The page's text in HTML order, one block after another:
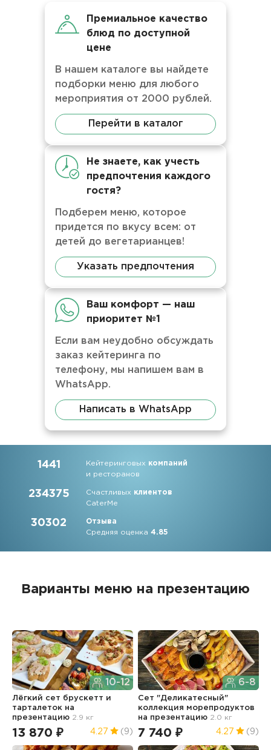
Премиальное качество
блюд по доступной
цене
В нашем каталоге вы найдете
подборки меню для любого
мероприятия от 2000 рублей.
Перейти в каталог
Не знаете, как учесть
предпочтения каждого
гостя?
Подберем меню, которое
придется по вкусу всем: от
детей до вегетарианцев!
Указать предпочтения
Ваш комфорт — наш
приоритет №1
Если вам неудобно обсуждать
заказ кейтеринга по
телефону, мы напишем вам в
WhatsApp.
Написать в WhatsApp
1441 Кейтеринговых компаний
и ресторанов
234375 Счастливых клиентов
CaterMe
30302
Отзыва
Средняя оценка4.85
Варианты меню на презентацию
10-12
Лёгкий сет брускетт и
тарталеток на
презентацию 2.9 кг
13 870 ₽ 4.27 (9)
6-8
Сет "Деликатесный"
коллекция морепродуктов
на презентацию 2.0 кг
7 740 ₽ 4.27 (9)